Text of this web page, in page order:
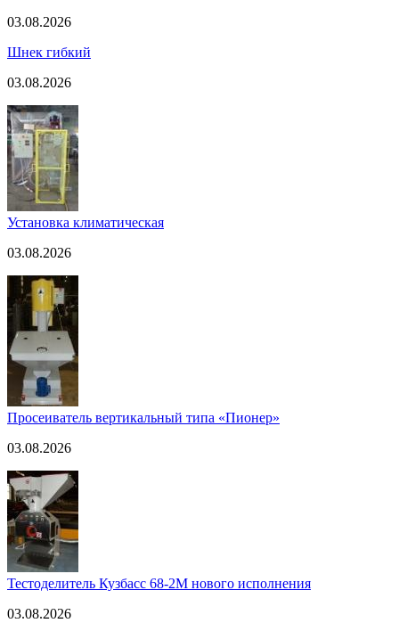
03.08.2026
Шнек гибкий
03.08.2026
Установка климатическая
03.08.2026
Просеиватель вертикальный типа «Пионер»
03.08.2026
Тестоделитель Кузбасс 68-2М нового исполнения
03.08.2026